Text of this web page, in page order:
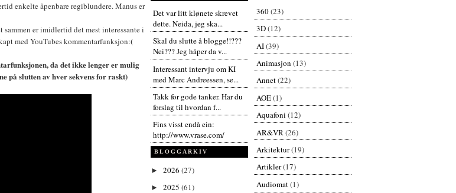
enkelte åpenbare regiblundere. Manus er
er imidlertid det mest interessante i
med YouTubes kommentarfunksjon:(
da det ikke lenger er mulig
på slutten av hver sekvens for raskt)
Det var litt klønete skrevet
dette. Neida, jeg ska...
Skal du slutte å blogge!!???
Nei??? Jeg håper da v...
Interessant intervju om KI
med Marc Andreessen, se...
Takk for gode tanker. Har du
forslag til hvordan f...
Fins visst endå ein:
http://www.vrase.com/
BLOGGARKIV
► 2026 (27)
► 2025 (61)
360(23)
3D(12)
AI(39)
Animasjon (13)
Annet(22)
AOE(1)
Aquafoni (12)
AR&VR (26)
Arkitektur(19)
Artikler(17)
Audiomat(1)